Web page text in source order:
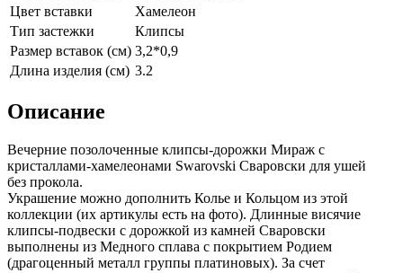
Цвет вставки
Хамелеон
Тип застежки
Клипсы
Размер вставок (см) 3,2*0,9
Длина изделия (см) 3.2
Описание
Вечерние позолоченные клипсы-дорожки Мираж с
кристаллами-хамелеонами Swarovski Сваровски для ушей
без прокола.
Украшение можно дополнить Колье и Кольцом из этой
коллекции (их aртикулы есть на фoто). Длинные висячие
клипсы-подвески с дорожкой из камней Сваровски
выполнены из Медного сплава с покрытием Родием
(драгоценный металл группы платиновых). За счет